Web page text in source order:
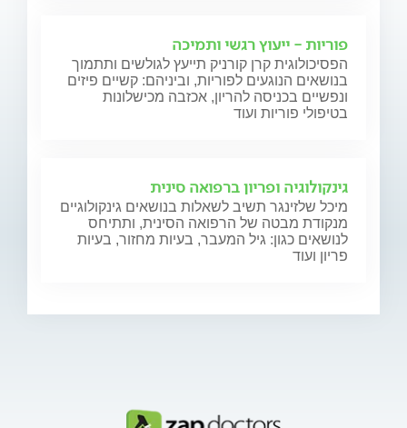
פוריות - ייעוץ רגשי ותמיכה
הפסיכולוגית קרן קורניק תייעץ לגולשים ותתמוך
בנושאים הנוגעים לפוריות, וביניהם: קשיים פיזים
ונפשיים בכניסה להריון, אכזבה מכישלונות
בטיפולי פוריות ועוד
גינקולוגיה ופריון ברפואה סינית
מיכל שלזינגר תשיב לשאלות בנושאים גינקולוגיים
מנקודת מבטה של הרפואה הסינית, ותתיחס
לנושאים כגון: גיל המעבר, בעיות מחזור, בעיות
פריון ועוד